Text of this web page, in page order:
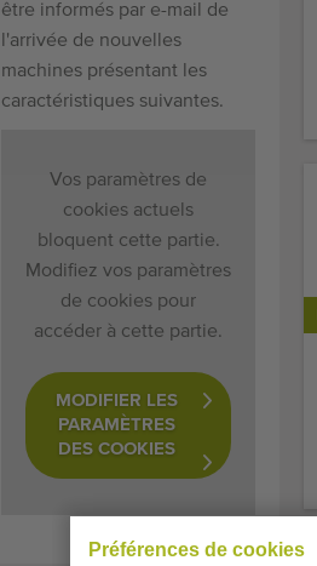
Préférences de cookies
être informés par e-mail de
l'arrivée de nouvelles
machines présentant les
caractéristiques suivantes.
Vos paramètres de
cookies actuels
bloquent cette partie.
Modifiez vos paramètres
de cookies pour
accéder à cette partie.
MODIFIER LES
PARAMÈTRES
DES COOKIES